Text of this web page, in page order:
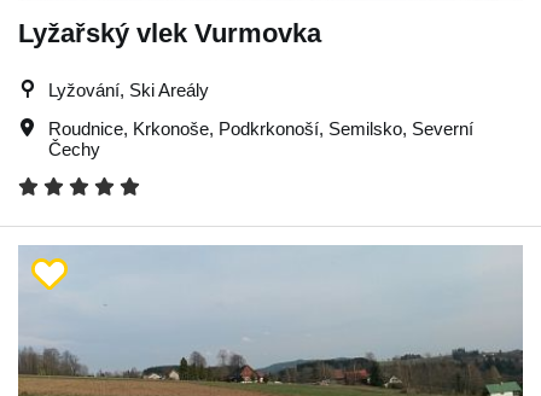
Lyžařský vlek Vurmovka
Lyžování, Ski Areály
Roudnice, Krkonoše, Podkrkonoší, Semilsko, Severní
Čechy